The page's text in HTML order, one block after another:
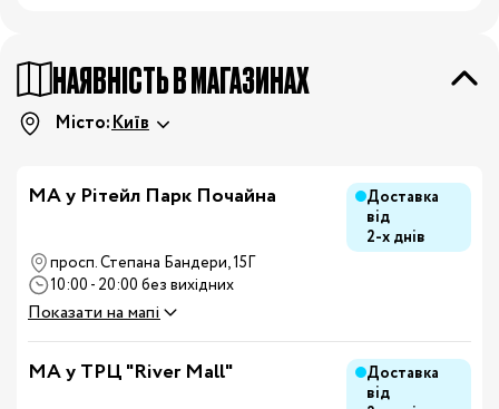
НАЯВНІСТЬ В МАГАЗИНАХ
Місто:Київ
МА у Рітейл Парк Почайна
Доставка
від
2-х днів
просп. Степана Бандери, 15Г
10:00 - 20:00 без вихідних
Показати на мапі
MA у ТРЦ "River Mall"
Доставка
від